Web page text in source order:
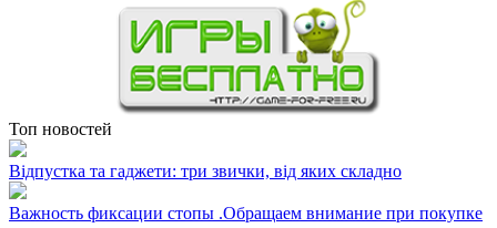
Топ новостей
Відпустка та гаджети: три звички, від яких складно
Важность фиксации стопы .Обращаем внимание при покупке